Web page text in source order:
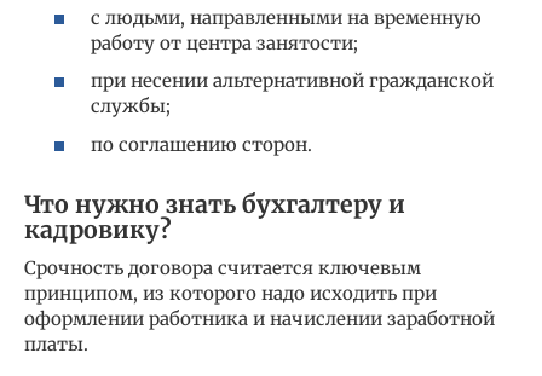
с людьми, направленными на временную
работу от центра занятости;
при несении альтернативной гражданской
службы;
по соглашению сторон.
Что нужно знать бухгалтеру и
кадровику?
Срочность договора считается ключевым
принципом, из которого надо исходить при
оформлении работника и начислении заработной
платы.